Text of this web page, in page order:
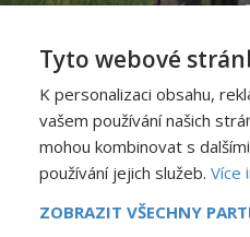
Charlie a Gayle Andersonovi,
se na Jamajku, kde si chtěli
Jamajce se manželé stali obětí
Tyto webové
K personalizaci obsahu,
vašem používání našich
mohou kombinovat s
používání jejich služeb. Více
ZOBRAZIT VŠECHNY